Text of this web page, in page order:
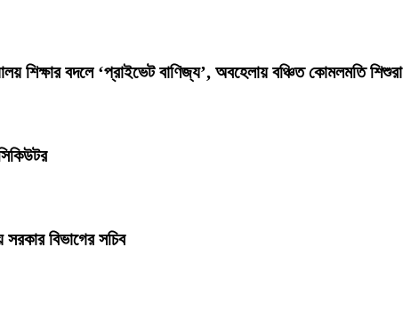
শিক্ষার বদলে ‘প্রাইভেট বাণিজ্য’, অবহেলায় বঞ্চিত কোমলমতি শিশুরা
বিভাগের সচিব